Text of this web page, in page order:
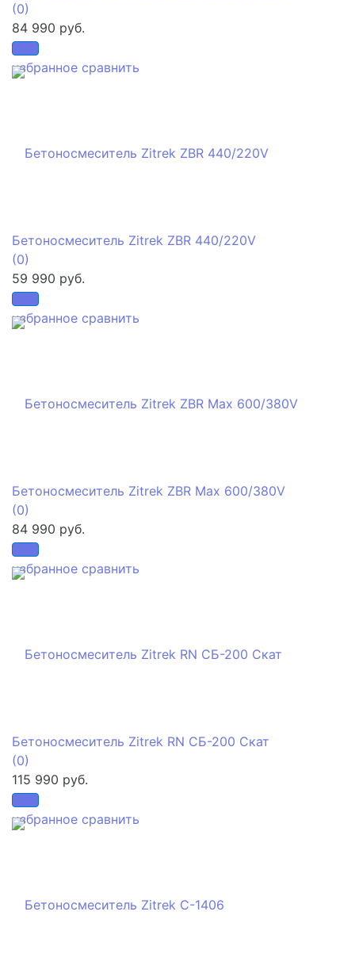
избранное сравнить
(0)
84 990 руб.
избранное сравнить
Бетоносмеситель Zitrek ZBR 440/220V
(0)
59 990 руб.
избранное сравнить
Бетоносмеситель Zitrek ZBR Мах 600/380V
(0)
84 990 руб.
избранное сравнить
Бетоносмеситель Zitrek RN СБ-200 Скат
(0)
115 990 руб.